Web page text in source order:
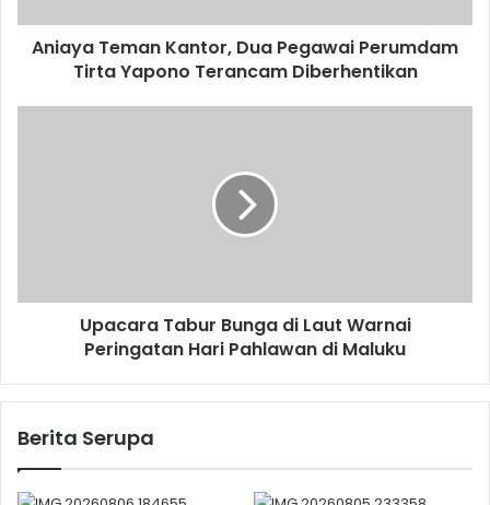
Aniaya Teman Kantor, Dua Pegawai Perumdam
Tirta Yapono Terancam Diberhentikan
Upacara Tabur Bunga di Laut Warnai
Peringatan Hari Pahlawan di Maluku
Berita Serupa